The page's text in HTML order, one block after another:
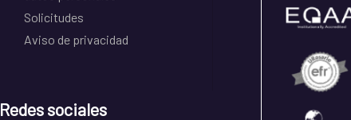
Solicitudes
Aviso de privacidad
Redes sociales